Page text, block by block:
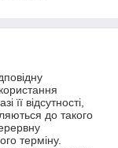
її відсутності,
до такого
терміну.